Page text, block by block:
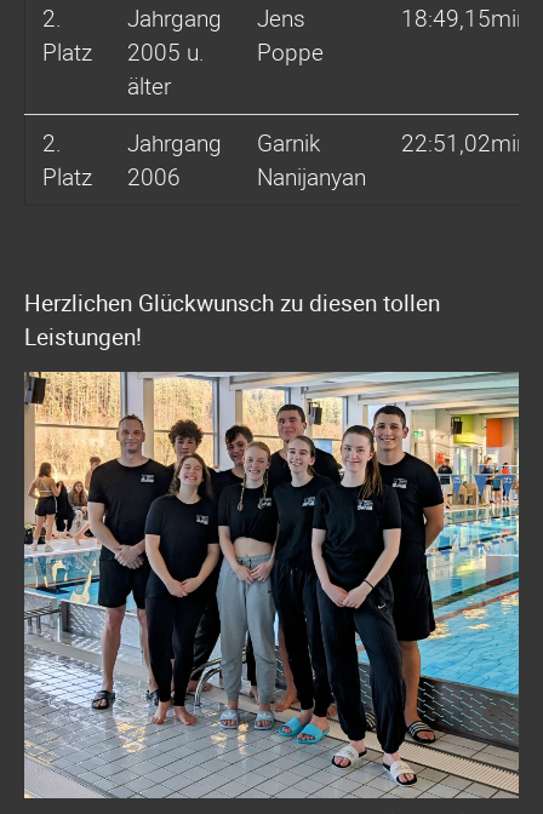
2.
Platz
Jahrgang
2005 u.
älter
Jens
Poppe
18:49,15min
2.
Platz
Jahrgang
2006
Garnik
Nanijanyan
22:51,02min
Herzlichen Glückwunsch zu diesen tollen
Leistungen!